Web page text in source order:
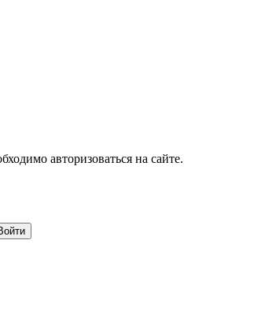
авторизоваться на сайте.